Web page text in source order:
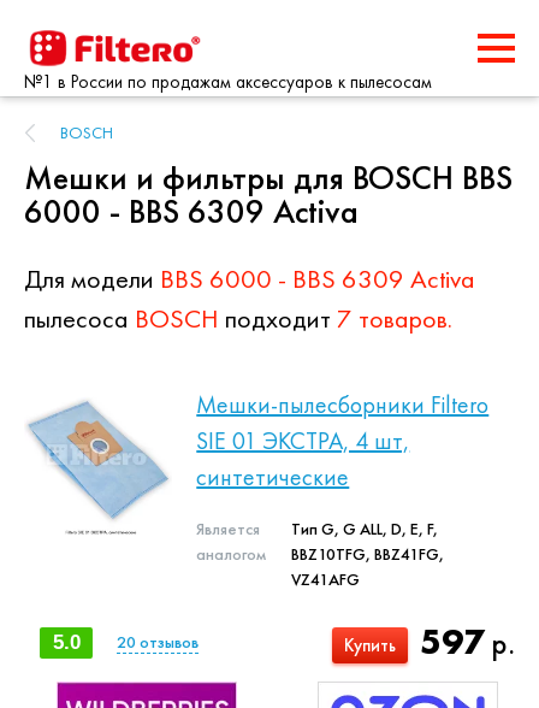
№1 в России по продажам аксессуаров к пылесосам
BOSCH
Мешки и фильтры для BOSCH BBS
6000 - BBS 6309 Activa
Для модели BBS 6000 - BBS 6309 Activa
пылесоса BOSCH подходит 7 товаров.
Мешки-пылесборники Filtero
SIE 01 ЭКСТРА, 4 шт,
синтетические
Является
аналогом
Тип G, G ALL, D, E, F,
BBZ10TFG, BBZ41FG,
VZ41AFG
597р.
Купить
5.0 20 отзывов